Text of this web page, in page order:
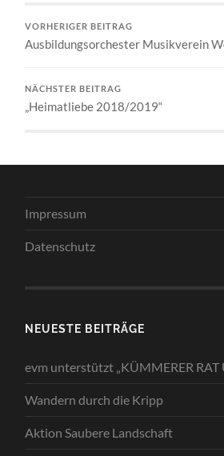
VORHERIGER BEITRAG
Ausbildungsorchester Musikverein
NÄCHSTER BEITRAG
„Heimatliebe 2018/2019“
Impressum
Datenschutz
NEUESTE BEITRÄGE
evm unterstützt „KÜMMERER RAT
Wandern durch die Kripp
Aktion Saubere Landschaft